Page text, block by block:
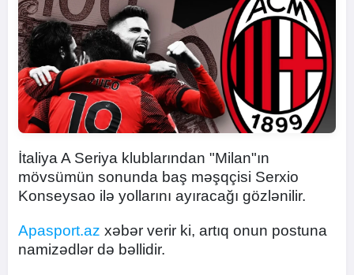
İtaliya A Seriya klublarından "Milan"ın
mövsümün sonunda baş məşqçisi Serxio
Konseysao ilə yollarını ayıracağı gözlənilir.
Apasport.az xəbər verir ki, artıq onun postuna
namizədlər də bəllidir.